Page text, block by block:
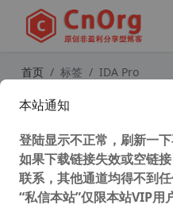
首页 标签 IDA Pro
本站通知
登陆显示不正常，刷新一
如果下载链接失效或空链
联系，其他通道均得不到
“私信本站”仅限本站VIP用